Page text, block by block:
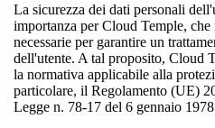
La sicurezza dei dati personali
importanza per Cloud Temple,
necessarie per garantire un
dell'utente. A tal proposito, Cloud
la normativa applicabile alla
particolare, il Regolamento (UE)
Legge n. 78-17 del 6 gennaio